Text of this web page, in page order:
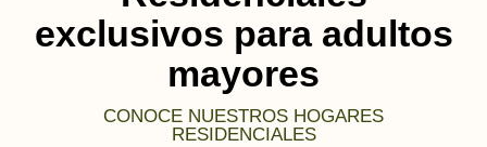
exclusivos para adultos
mayores
CONOCE NUESTROS HOGARES
RESIDENCIALES